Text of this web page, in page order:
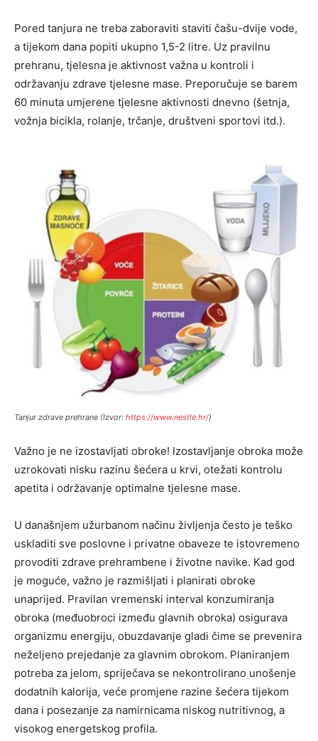
Pored tanjura ne treba zaboraviti staviti čašu-dvije vode,
a tijekom dana popiti ukupno 1,5-2 litre. Uz pravilnu
prehranu, tjelesna je aktivnost važna u kontroli i
održavanju zdrave tjelesne mase. Preporučuje se barem
60 minuta umjerene tjelesne aktivnosti dnevno (šetnja,
vožnja bicikla, rolanje, trčanje, društveni sportovi itd.).
Tanjur zdrave prehrane (Izvor: https://www.nestle.hr/)
Važno je ne izostavljati obroke! Izostavljanje obroka može
uzrokovati nisku razinu šećera u krvi, otežati kontrolu
apetita i održavanje optimalne tjelesne mase.
U današnjem užurbanom načinu življenja često je teško
uskladiti sve poslovne i privatne obaveze te istovremeno
provoditi zdrave prehrambene i životne navike. Kad god
je moguće, važno je razmišljati i planirati obroke
unaprijed. Pravilan vremenski interval konzumiranja
obroka (međuobroci između glavnih obroka) osigurava
organizmu energiju, obuzdavanje gladi čime se prevenira
neželjeno prejedanje za glavnim obrokom. Planiranjem
potreba za jelom, spriječava se nekontrolirano unošenje
dodatnih kalorija, veće promjene razine šećera tijekom
dana i posezanje za namirnicama niskog nutritivnog, a
visokog energetskog profila.